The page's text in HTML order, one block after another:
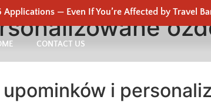
— Even If You’re Affected by Travel
CONTACT US
i